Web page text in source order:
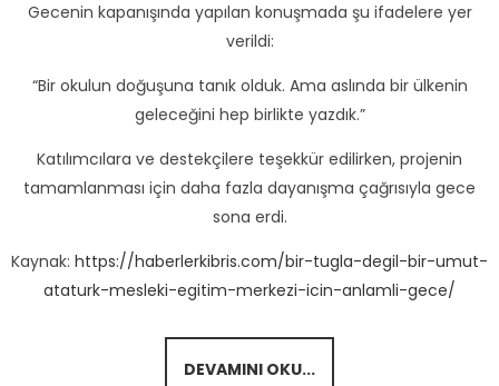
Gecenin kapanışında yapılan konuşmada şu ifadelere yer
verildi:
“Bir okulun doğuşuna tanık olduk. Ama aslında bir ülkenin
geleceğini hep birlikte yazdık.”
Katılımcılara ve destekçilere teşekkür edilirken, projenin
tamamlanması için daha fazla dayanışma çağrısıyla gece
sona erdi.
Kaynak: https://haberlerkibris.com/bir-tugla-degil-bir-umut-
ataturk-mesleki-egitim-merkezi-icin-anlamli-gece/
DEVAMINI OKU...